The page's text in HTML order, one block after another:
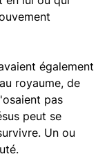
également
royaume, de
pas
peut se
Un ou